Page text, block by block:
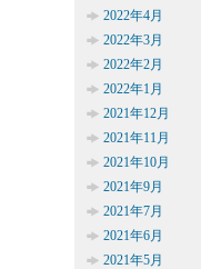
2022年4月
2022年3月
2022年2月
2022年1月
2021年12月
2021年11月
2021年10月
2021年9月
2021年7月
2021年6月
2021年5月